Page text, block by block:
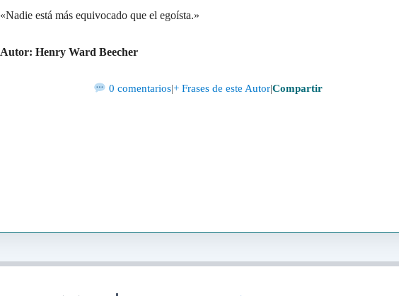
«Nadie está más equivocado que el egoísta.»
Autor: Henry Ward Beecher
0 comentarios|+ Frases de este Autor|Compartir